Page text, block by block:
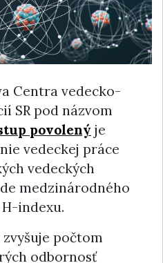
Centra vedecko-
SR pod názvom
povolený je
vedeckej práce
vedeckých
medzinárodného
indexu.
počtom
odbornosť